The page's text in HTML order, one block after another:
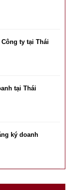
ty tại Thái
tại Thái
ký doanh